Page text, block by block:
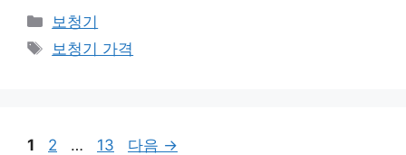
카
테
보청기
태
보청기 가격
페
1
페
2 …
페
13 다음 →